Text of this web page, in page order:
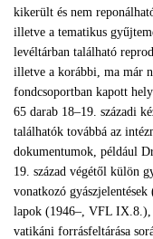
kikerült és nem
illetve a tematikus
levéltárban található
illetve a korábbi, ma már
fondcsoportban kapott
65 darab 18–19. századi
találhatók továbbá az
dokumentumok, például
19. század végétől külön
vonatkozó
lapok (1946–, VFL IX.8.),
vatikáni forrásfeltárása